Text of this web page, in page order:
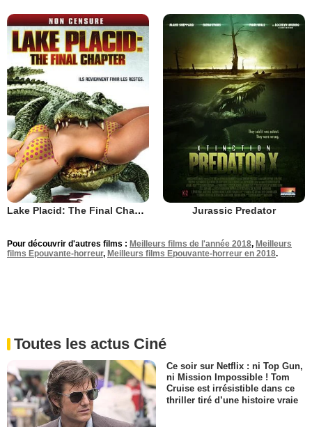
Lake Placid: The Final Chapter Jurassic Predator
Pour découvrir d'autres films : Meilleurs films de l'année 2018, Meilleurs
films Epouvante-horreur, Meilleurs films Epouvante-horreur en 2018.
Toutes les actus Ciné
Ce soir sur Netflix : ni Top Gun,
ni Mission Impossible ! Tom
Cruise est irrésistible dans ce
thriller tiré d’une histoire vraie